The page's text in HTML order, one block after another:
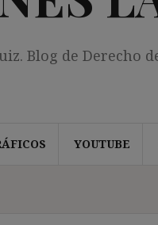
Blog de Derecho
YOUTUBE